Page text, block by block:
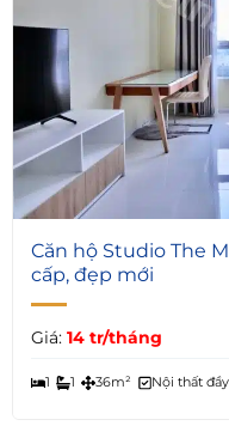
5
Căn hộ Studio The
cấp, đẹp mới
Giá: 14 tr/tháng
1 1 36m² Nội thất